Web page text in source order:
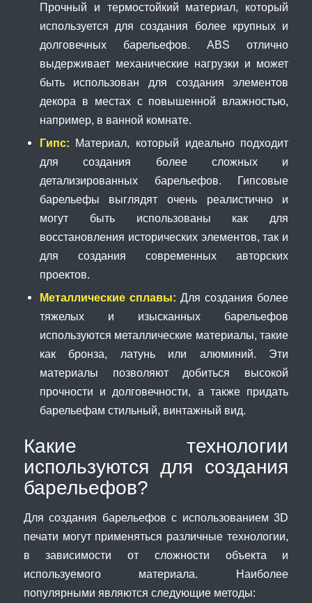
Прочный и термостойкий материал, который
используется для создания более крупных и
долговечных барельефов. ABS отлично
выдерживает механические нагрузки и может
быть использован для создания элементов
декора в местах с повышенной влажностью,
например, в ванной комнате.
Гипс: Материал, который идеально подходит
для создания более сложных и
детализированных барельефов. Гипсовые
барельефы выглядят очень реалистично и
могут быть использованы как для
восстановления исторических элементов, так и
для создания современных авторских
проектов.
Металлические сплавы: Для создания более
тяжелых и изысканных барельефов
используются металлические материалы, такие
как бронза, латунь или алюминий. Эти
материалы позволяют добиться высокой
прочности и долговечности, а также придать
барельефам стильный, винтажный вид.
Какие технологии
используются для создания
барельефов?
Для создания барельефов с использованием 3D
печати могут применяться различные технологии,
в зависимости от сложности объекта и
используемого материала. Наиболее
популярными являются следующие методы: